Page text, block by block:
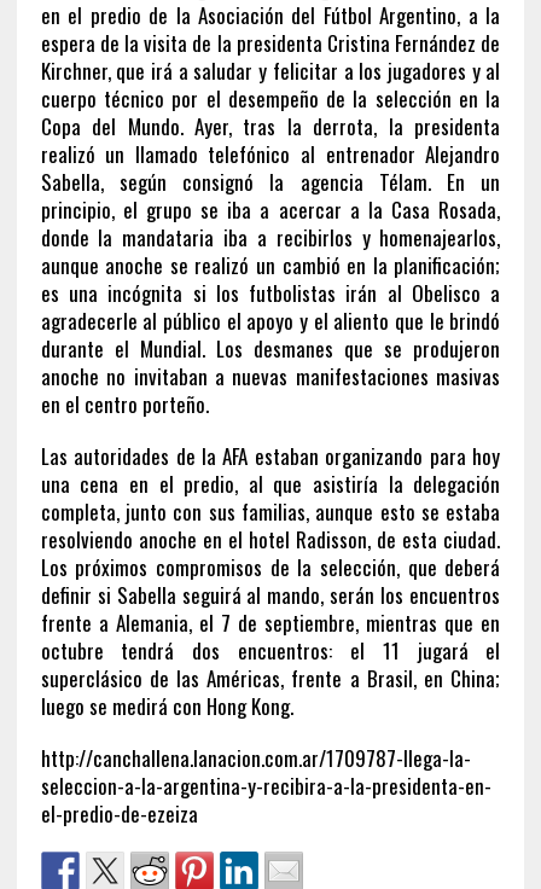
en el predio de la Asociación del Fútbol Argentino, a la
espera de la visita de la presidenta Cristina Fernández de
Kirchner, que irá a saludar y felicitar a los jugadores y al
cuerpo técnico por el desempeño de la selección en la
Copa del Mundo. Ayer, tras la derrota, la presidenta
realizó un llamado telefónico al entrenador Alejandro
Sabella, según consignó la agencia Télam. En un
principio, el grupo se iba a acercar a la Casa Rosada,
donde la mandataria iba a recibirlos y homenajearlos,
aunque anoche se realizó un cambió en la planificación;
es una incógnita si los futbolistas irán al Obelisco a
agradecerle al público el apoyo y el aliento que le brindó
durante el Mundial. Los desmanes que se produjeron
anoche no invitaban a nuevas manifestaciones masivas
en el centro porteño.
Las autoridades de la AFA estaban organizando para hoy
una cena en el predio, al que asistiría la delegación
completa, junto con sus familias, aunque esto se estaba
resolviendo anoche en el hotel Radisson, de esta ciudad.
Los próximos compromisos de la selección, que deberá
definir si Sabella seguirá al mando, serán los encuentros
frente a Alemania, el 7 de septiembre, mientras que en
octubre tendrá dos encuentros: el 11 jugará el
superclásico de las Américas, frente a Brasil, en China;
luego se medirá con Hong Kong.
http://canchallena.lanacion.com.ar/1709787-llega-la-
seleccion-a-la-argentina-y-recibira-a-la-presidenta-en-
el-predio-de-ezeiza